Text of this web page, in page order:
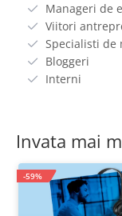
Manageri de
Viitori
Specialisti de
Bloggeri
Interni
Invata mai
-59%